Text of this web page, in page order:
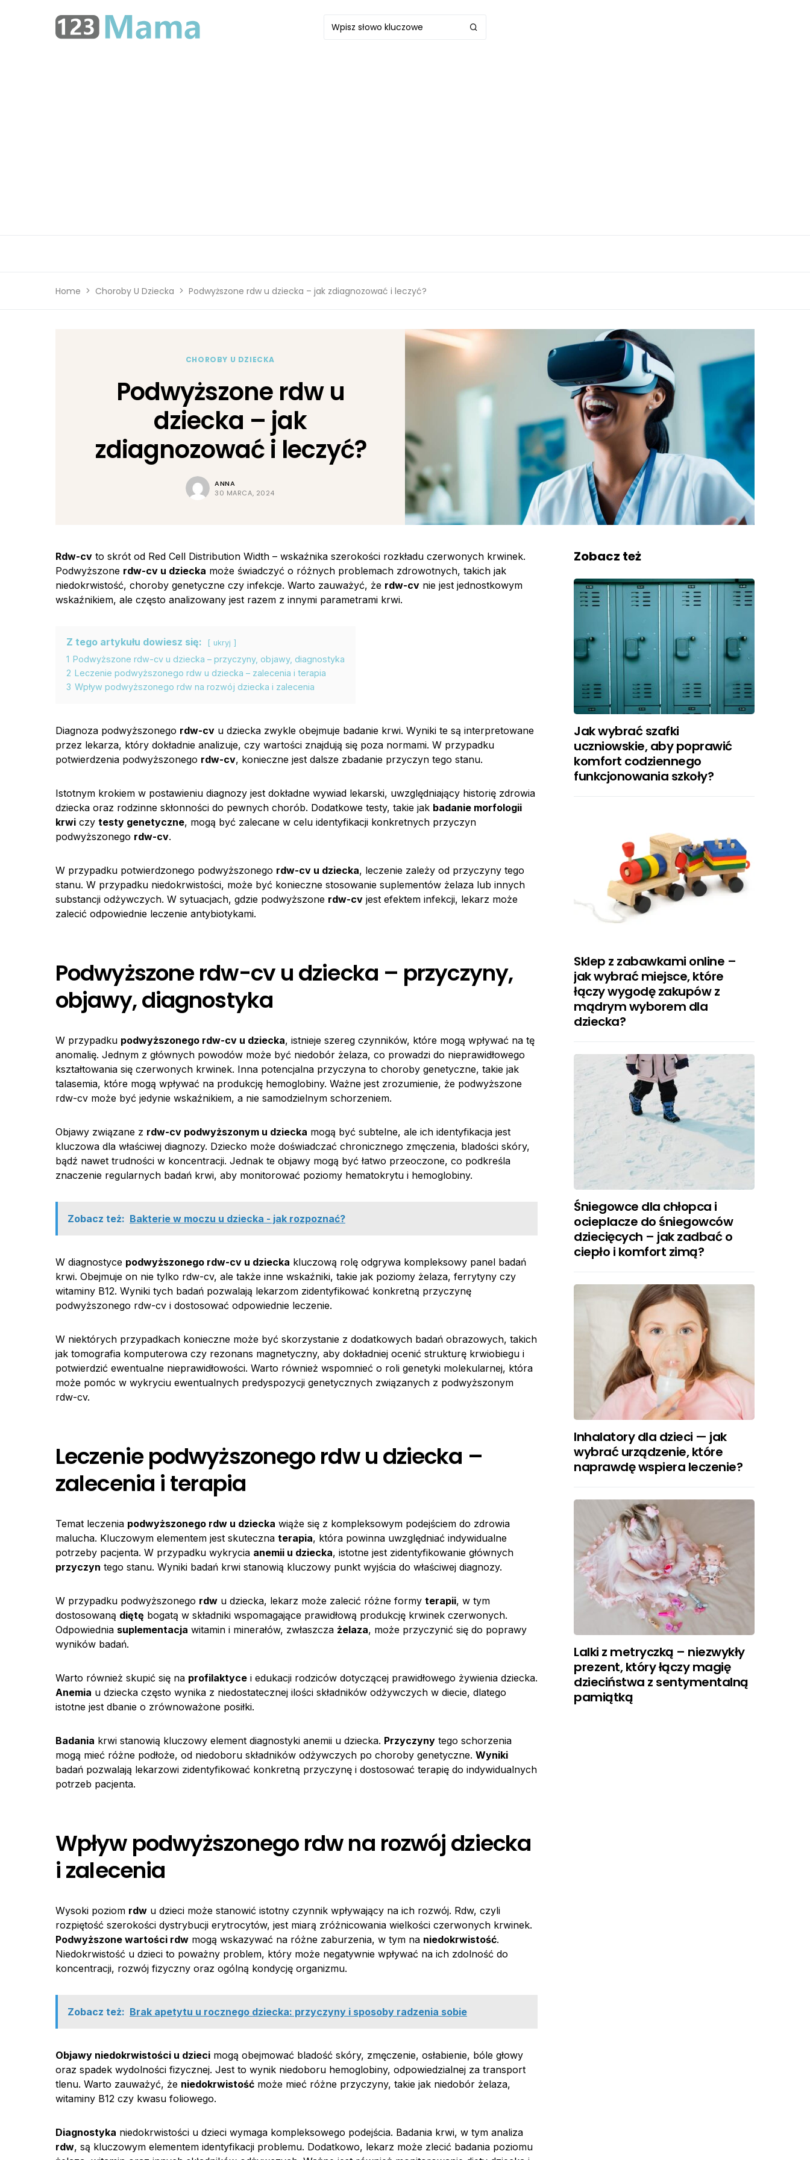
Home Choroby U Dziecka Podwyższone rdw u dziecka – jak zdiagnozować i leczyć?
CHOROBY U DZIECKA
Podwyższone rdw u
dziecka – jak
zdiagnozować i leczyć?
ANNA
30 MARCA, 2024
Rdw-cv to skrót od Red Cell Distribution Width – wskaźnika szerokości rozkładu czerwonych krwinek.
Podwyższone rdw-cv u dziecka może świadczyć o różnych problemach zdrowotnych, takich jak
niedokrwistość, choroby genetyczne czy infekcje. Warto zauważyć, że rdw-cv nie jest jednostkowym
wskaźnikiem, ale często analizowany jest razem z innymi parametrami krwi.
Z tego artykułu dowiesz się: ukryj
1 Podwyższone rdw-cv u dziecka – przyczyny, objawy, diagnostyka
2 Leczenie podwyższonego rdw u dziecka – zalecenia i terapia
3 Wpływ podwyższonego rdw na rozwój dziecka i zalecenia
Diagnoza podwyższonego rdw-cv u dziecka zwykle obejmuje badanie krwi. Wyniki te są interpretowane
przez lekarza, który dokładnie analizuje, czy wartości znajdują się poza normami. W przypadku
potwierdzenia podwyższonego rdw-cv, konieczne jest dalsze zbadanie przyczyn tego stanu.
Istotnym krokiem w postawieniu diagnozy jest dokładne wywiad lekarski, uwzględniający historię zdrowia
dziecka oraz rodzinne skłonności do pewnych chorób. Dodatkowe testy, takie jak badanie morfologii
krwi czy testy genetyczne, mogą być zalecane w celu identyfikacji konkretnych przyczyn
podwyższonego rdw-cv.
W przypadku potwierdzonego podwyższonego rdw-cv u dziecka, leczenie zależy od przyczyny tego
stanu. W przypadku niedokrwistości, może być konieczne stosowanie suplementów żelaza lub innych
substancji odżywczych. W sytuacjach, gdzie podwyższone rdw-cv jest efektem infekcji, lekarz może
zalecić odpowiednie leczenie antybiotykami.
Podwyższone rdw-cv u dziecka – przyczyny,
objawy, diagnostyka
W przypadku podwyższonego rdw-cv u dziecka, istnieje szereg czynników, które mogą wpływać na tę
anomalię. Jednym z głównych powodów może być niedobór żelaza, co prowadzi do nieprawidłowego
kształtowania się czerwonych krwinek. Inna potencjalna przyczyna to choroby genetyczne, takie jak
talasemia, które mogą wpływać na produkcję hemoglobiny. Ważne jest zrozumienie, że podwyższone
rdw-cv może być jedynie wskaźnikiem, a nie samodzielnym schorzeniem.
Objawy związane z rdw-cv podwyższonym u dziecka mogą być subtelne, ale ich identyfikacja jest
kluczowa dla właściwej diagnozy. Dziecko może doświadczać chronicznego zmęczenia, bladości skóry,
bądź nawet trudności w koncentracji. Jednak te objawy mogą być łatwo przeoczone, co podkreśla
znaczenie regularnych badań krwi, aby monitorować poziomy hematokrytu i hemoglobiny.
Zobacz też: Bakterie w moczu u dziecka - jak rozpoznać?
W diagnostyce podwyższonego rdw-cv u dziecka kluczową rolę odgrywa kompleksowy panel badań
krwi. Obejmuje on nie tylko rdw-cv, ale także inne wskaźniki, takie jak poziomy żelaza, ferrytyny czy
witaminy B12. Wyniki tych badań pozwalają lekarzom zidentyfikować konkretną przyczynę
podwyższonego rdw-cv i dostosować odpowiednie leczenie.
W niektórych przypadkach konieczne może być skorzystanie z dodatkowych badań obrazowych, takich
jak tomografia komputerowa czy rezonans magnetyczny, aby dokładniej ocenić strukturę krwiobiegu i
potwierdzić ewentualne nieprawidłowości. Warto również wspomnieć o roli genetyki molekularnej, która
może pomóc w wykryciu ewentualnych predyspozycji genetycznych związanych z podwyższonym
rdw-cv.
Leczenie podwyższonego rdw u dziecka –
zalecenia i terapia
Temat leczenia podwyższonego rdw u dziecka wiąże się z kompleksowym podejściem do zdrowia
malucha. Kluczowym elementem jest skuteczna terapia, która powinna uwzględniać indywidualne
potrzeby pacjenta. W przypadku wykrycia anemii u dziecka, istotne jest zidentyfikowanie głównych
przyczyn tego stanu. Wyniki badań krwi stanowią kluczowy punkt wyjścia do właściwej diagnozy.
W przypadku podwyższonego rdw u dziecka, lekarz może zalecić różne formy terapii, w tym
dostosowaną diętę bogatą w składniki wspomagające prawidłową produkcję krwinek czerwonych.
Odpowiednia suplementacja witamin i minerałów, zwłaszcza żelaza, może przyczynić się do poprawy
wyników badań.
Warto również skupić się na profilaktyce i edukacji rodziców dotyczącej prawidłowego żywienia dziecka.
Anemia u dziecka często wynika z niedostatecznej ilości składników odżywczych w diecie, dlatego
istotne jest dbanie o zrównoważone posiłki.
Badania krwi stanowią kluczowy element diagnostyki anemii u dziecka. Przyczyny tego schorzenia
mogą mieć różne podłoże, od niedoboru składników odżywczych po choroby genetyczne. Wyniki
badań pozwalają lekarzowi zidentyfikować konkretną przyczynę i dostosować terapię do indywidualnych
potrzeb pacjenta.
Wpływ podwyższonego rdw na rozwój dziecka
i zalecenia
Wysoki poziom rdw u dzieci może stanowić istotny czynnik wpływający na ich rozwój. Rdw, czyli
rozpiętość szerokości dystrybucji erytrocytów, jest miarą zróżnicowania wielkości czerwonych krwinek.
Podwyższone wartości rdw mogą wskazywać na różne zaburzenia, w tym na niedokrwistość.
Niedokrwistość u dzieci to poważny problem, który może negatywnie wpływać na ich zdolność do
koncentracji, rozwój fizyczny oraz ogólną kondycję organizmu.
Zobacz też: Brak apetytu u rocznego dziecka: przyczyny i sposoby radzenia sobie
Objawy niedokrwistości u dzieci mogą obejmować bladość skóry, zmęczenie, osłabienie, bóle głowy
oraz spadek wydolności fizycznej. Jest to wynik niedoboru hemoglobiny, odpowiedzialnej za transport
tlenu. Warto zauważyć, że niedokrwistość może mieć różne przyczyny, takie jak niedobór żelaza,
witaminy B12 czy kwasu foliowego.
Diagnostyka niedokrwistości u dzieci wymaga kompleksowego podejścia. Badania krwi, w tym analiza
rdw, są kluczowym elementem identyfikacji problemu. Dodatkowo, lekarz może zlecić badania poziomu
Zobacz też
Jak wybrać szafki
uczniowskie, aby poprawić
komfort codziennego
funkcjonowania szkoły?
Sklep z zabawkami online –
jak wybrać miejsce, które
łączy wygodę zakupów z
mądrym wyborem dla
dziecka?
Śniegowce dla chłopca i
ocieplacze do śniegowców
dziecięcych – jak zadbać o
ciepło i komfort zimą?
Inhalatory dla dzieci — jak
wybrać urządzenie, które
naprawdę wspiera leczenie?
Lalki z metryczką – niezwykły
prezent, który łączy magię
dzieciństwa z sentymentalną
pamiątką